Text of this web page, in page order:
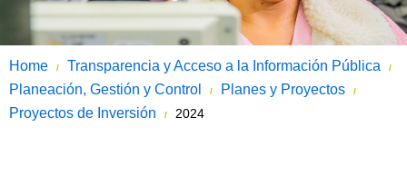
Home / Transparencia y Acceso a la Información Pública /
Planeación, Gestión y Control / Planes y Proyectos /
Proyectos de Inversión / 2024